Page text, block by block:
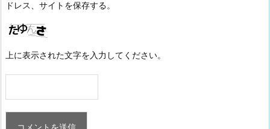
ドレス、サイトを保存する。
上に表示された文字を入力してください。